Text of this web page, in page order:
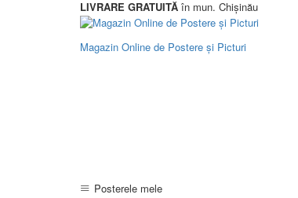
LIVRARE GRATUITĂ în mun. Chișinău
Magazin Online de Postere și Picturi
Posterele mele